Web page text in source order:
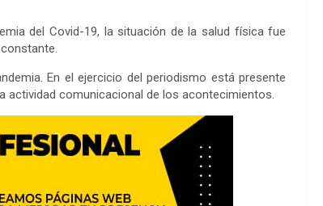
del Covid-19, la situación de la salud física fue
En el ejercicio del periodismo está presente
actividad comunicacional de los acontecimientos.